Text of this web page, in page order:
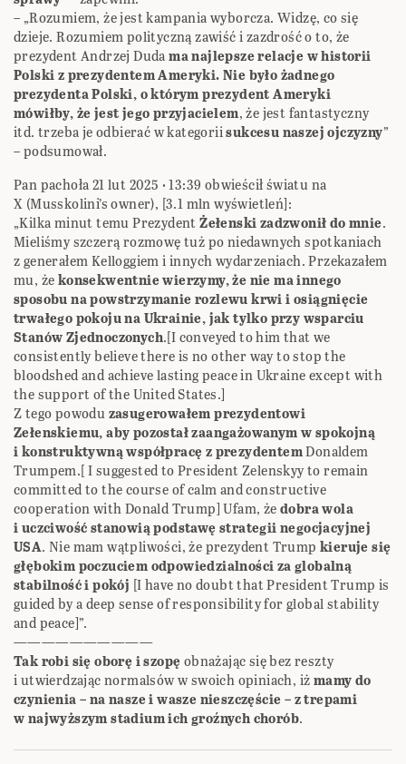
– „Rozumiem, że jest kampania wyborcza. Widzę, co się
dzieje. Rozumiem polityczną zawiść i zazdrość o to, że
prezydent Andrzej Dudama najlepsze relacje w historii
Polski z prezydentem Ameryki. Nie było żadnego
prezydenta Polski, o którym prezydent Ameryki
mówiłby, że jest jego przyjacielem, że jest fantastyczny
itd. trzeba je odbierać w kategoriisukcesu naszej ojczyzny”
– podsumował.
Pan pachoła 21 lut 2025 · 13:39 obwieścił światu na
X (Musskolini’s owner), [3.1 mln wyświetleń]:
„Kilka minut temu PrezydentŻełenski zadzwonił do mnie.
Mieliśmy szczerą rozmowę tuż po niedawnych spotkaniach
z generałem Kelloggiem i innych wydarzeniach. Przekazałem
mu, żekonsekwentnie wierzymy, że nie ma innego
sposobu na powstrzymanie rozlewu krwi i osiągnięcie
trwałego pokoju na Ukrainie, jak tylko przy wsparciu
Stanów Zjednoczonych.[I conveyed to him that we
consistently believe there is no other way to stop the
bloodshed and achieve lasting peace in Ukraine except with
the support of the United States.]
Z tego powoduzasugerowałem prezydentowi
Zełenskiemu, aby pozostał zaangażowanym w spokojną
i konstruktywną współpracę z prezydentemDonaldem
Trumpem.[ I suggested to President Zelenskyy to remain
committed to the course of calm and constructive
cooperation with Donald Trump] Ufam, żedobra wola
i uczciwość stanowią podstawę strategii negocjacyjnej
USA. Nie mam wątpliwości, że prezydent Trumpkieruje się
głębokim poczuciem odpowiedzialności za globalną
stabilność i pokój [I have no doubt that President Trump is
guided by a deep sense of responsibility for global stability
and peace]”.
——————————
Tak robi się oborę i szopęobnażając się bez reszty
i utwierdzając normalsów w swoich opiniach, iżmamy do
czynienia – na nasze i wasze nieszczęście – z trepami
w najwyższym stadium ich groźnych chorób.